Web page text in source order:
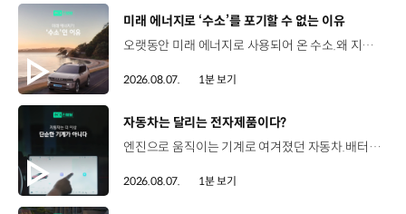
[동영상]
미래 에너지로 ‘수소’를 포기할 수 없는 이유
오랫동안 미래 에너지로 사용되어 온 수소.왜 지금까지도 중요한 선택지로 꼽힐까요? 현대진행형 팟캐스트 EP.21에서 확인하세요.📻 #현대자동차그룹 #현대진행형 #모빌리티팟캐스트 #수소전기차 #수소에너지 #연료 #미래모빌리티 #모빌리티
2026.08.07. 1분 보기
[동영상]
자동차는 달리는 전자제품이다?
엔진으로 움직이는 기계로 여겨졌던 자동차.배터리와 소프트웨어를 통해 어떻게 바뀌고 있을까요? 현대진행형 팟캐스트 EP.21에서 확인하세요.📻 #현대자동차그룹 #현대진행형 #모빌리티팟캐스트 #SDV #전기차 #연료 #미래모빌리티 #모빌리티
2026.08.07. 1분 보기